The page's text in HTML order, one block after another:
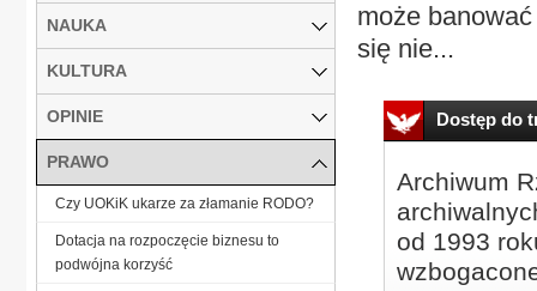
może
się nie...
Dostęp do
Archiwum
od 1993
NAUKA
KULTURA
OPINIE
PRAWO
Czy UOKiK ukarze za złamanie RODO?
Dotacja na rozpoczęcie biznesu to
podwójna korzyść